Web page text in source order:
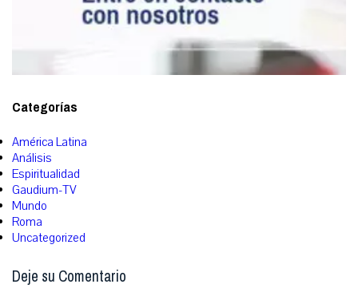
Categorías
América Latina
Análisis
Espiritualidad
Gaudium-TV
Mundo
Roma
Uncategorized
Deje su Comentario